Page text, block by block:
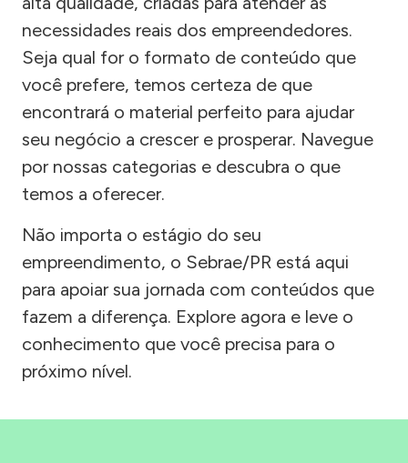
necessidades reais dos empreendedores.
Seja qual for o formato de conteúdo que
você prefere, temos certeza de que
encontrará o material perfeito para ajudar
seu negócio a crescer e prosperar. Navegue
por nossas categorias e descubra o que
temos a oferecer.
Não importa o estágio do seu
empreendimento, o Sebrae/PR está aqui
para apoiar sua jornada com conteúdos que
fazem a diferença. Explore agora e leve o
conhecimento que você precisa para o
próximo nível.